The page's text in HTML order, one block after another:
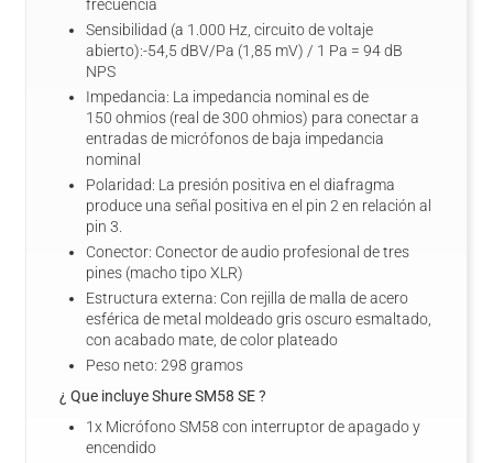
frecuencia
Sensibilidad (a 1.000 Hz, circuito de voltaje
abierto):-54,5 dBV/Pa (1,85 mV) / 1 Pa = 94 dB
NPS
Impedancia: La impedancia nominal es de
150 ohmios (real de 300 ohmios) para conectar a
entradas de micrófonos de baja impedancia
nominal
Polaridad: La presión positiva en el diafragma
produce una señal positiva en el pin 2 en relación al
pin 3.
Conector: Conector de audio profesional de tres
pines (macho tipo XLR)
Estructura externa: Con rejilla de malla de acero
esférica de metal moldeado gris oscuro esmaltado,
con acabado mate, de color plateado
Peso neto: 298 gramos
¿ Que incluye Shure SM58 SE ?
1x Micrófono SM58 con interruptor de apagado y
encendido